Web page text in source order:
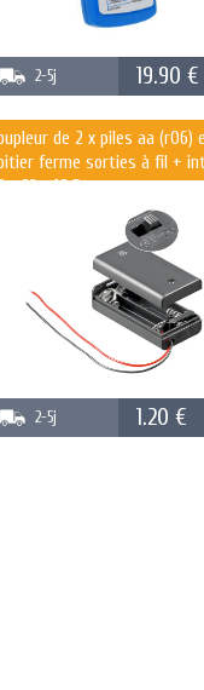
19.90 €
2-5j
de 2 x piles aa (r06)
ferme sorties à fil +
x 33 x 18.5mm
1.20 €
2-5j